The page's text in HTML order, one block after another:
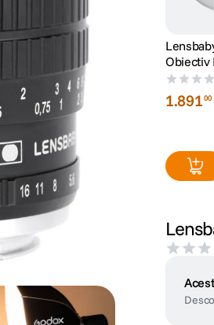
Obiectiv
Montura
1.89100